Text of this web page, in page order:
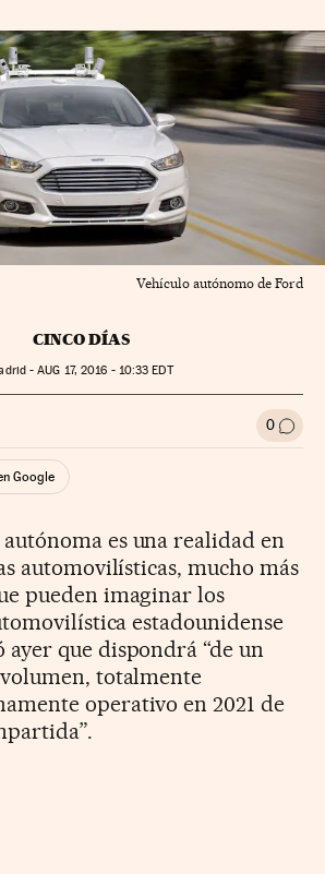
Vehículo autónomo de Ford
CINCO DÍAS
-AUG 17, 2016 - 10:33 EDT
en TwitterRedes Sociales 0 Ir a
Google
es una realidad en
automovilísticas, mucho más
pueden imaginar los
estadounidense
que dispondrá “de un
totalmente
operativo en 2021 de